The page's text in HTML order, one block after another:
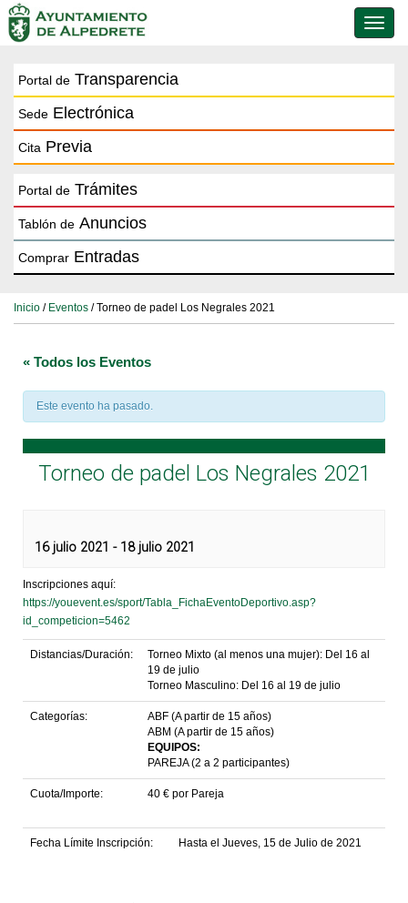
de
Portal de Transparencia
Sede Electrónica
Cita Previa
Portal de Trámites
Tablón de Anuncios
Comprar Entradas
Inicio / Eventos / Torneo de padel Los Negrales 2021
« Todos los Eventos
Este evento ha pasado.
Torneo de padel Los Negrales 2021
16 julio 2021 - 18 julio 2021
Inscripciones aquí:
https://youevent.es/sport/Tabla_FichaEventoDeportivo.asp?
id_competicion=5462
Distancias/Duración:
Torneo Mixto (al menos una mujer): Del 16 al
19 de julio
Torneo Masculino: Del 16 al 19 de julio
Categorías:
ABF (A partir de 15 años)
ABM (A partir de 15 años)
EQUIPOS:
PAREJA (2 a 2 participantes)
Cuota/Importe: 40 € por Pareja
Fecha Límite Inscripción: Hasta el Jueves, 15 de Julio de 2021